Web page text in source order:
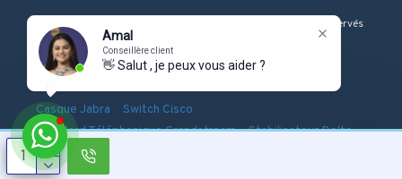
Amal
Conseillère client
👋 Salut , je peux vous aider ?
Copyright © 2019, J&M technologie, Tous les droits sont Réservés
Onduleur Eaton-Serveur Dell-Firewall Fortinet-
Casque Jabra Switch Cisco
Standard Téléphonique Grandstream-Stabilisateur Delta-
Pointeuse Biométrique